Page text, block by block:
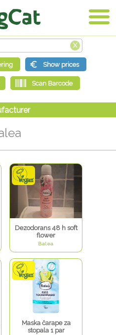
Dezodorans 48 h soft
flower
Balea
Maska čarape za
stopala 1 par